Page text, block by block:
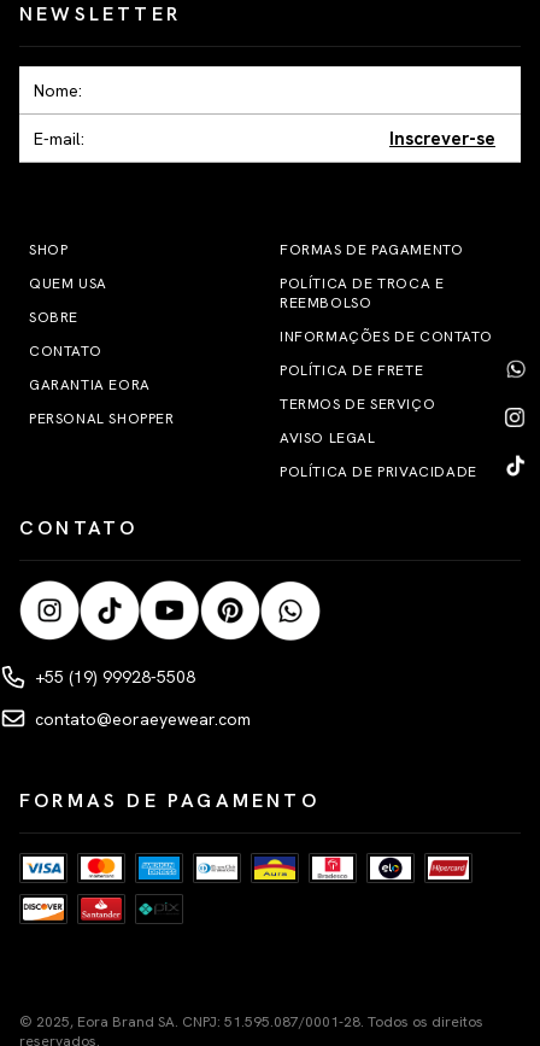
NEWSLETTER
Inscrever-se
SHOP
QUEM USA
SOBRE
CONTATO
GARANTIA EORA
PERSONAL SHOPPER
FORMAS DE PAGAMENTO
POLÍTICA DE TROCA E
REEMBOLSO
INFORMAÇÕES DE CONTATO
POLÍTICA DE FRETE
TERMOS DE SERVIÇO
AVISO LEGAL
POLÍTICA DE PRIVACIDADE
CONTATO
+55 (19) 99928-5508
contato@eoraeyewear.com
FORMAS DE PAGAMENTO
© 2025, Eora Brand SA. CNPJ: 51.595.087/0001-28. Todos os direitos
reservados.